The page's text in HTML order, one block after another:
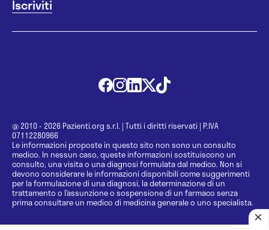
@ 2010 - 2026 Pazienti.org s.r.l. | Tutti i diritti riservati | P.IVA
07112280966
Le informazioni proposte in questo sito non sono un consulto
medico. In nessun caso, queste informazioni sostituiscono un
consulto, una visita o una diagnosi formulata dal medico. Non si
devono considerare le informazioni disponibili come suggerimenti
per la formulazione di una diagnosi, la determinazione di un
trattamento o l’assunzione o sospensione di un farmaco senza
prima consultare un medico di medicina generale o uno specialista.